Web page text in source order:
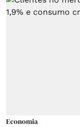
Economia